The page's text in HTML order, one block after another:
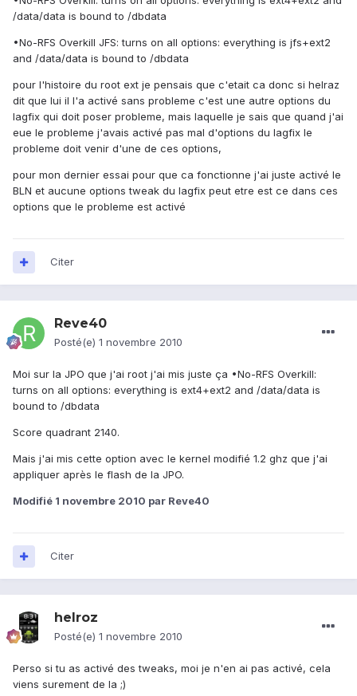
/data/data is bound to /dbdata
•No-RFS Overkill JFS: turns on all options: everything is jfs+ext2
and /data/data is bound to /dbdata
pour l'histoire du root ext je pensais que c'etait ca donc si helraz
dit que lui il l'a activé sans probleme c'est une autre options du
lagfix qui doit poser probleme, mais laquelle je sais que quand j'ai
eue le probleme j'avais activé pas mal d'options du lagfix le
probleme doit venir d'une de ces options,
pour mon dernier essai pour que ca fonctionne j'ai juste activé le
BLN et aucune options tweak du lagfix peut etre est ce dans ces
options que le probleme est activé
Citer
Reve40
Posté(e) 1 novembre 2010
Moi sur la JPO que j'ai root j'ai mis juste ça •No-RFS Overkill:
turns on all options: everything is ext4+ext2 and /data/data is
bound to /dbdata
Score quadrant 2140.
Mais j'ai mis cette option avec le kernel modifié 1.2 ghz que j'ai
appliquer après le flash de la JPO.
Modifié 1 novembre 2010 par Reve40
Citer
helroz
Posté(e) 1 novembre 2010
Perso si tu as activé des tweaks, moi je n'en ai pas activé, cela
viens surement de la ;)